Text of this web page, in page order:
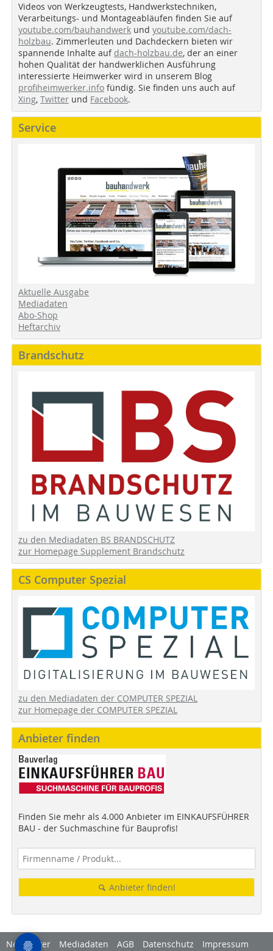
Videos von Werkzeugtests, Handwerkstechniken,
Verarbeitungs- und Montageabläufen finden Sie auf
youtube.com/bauhandwerk und youtube.com/dach-
holzbau. Zimmerleuten und Dachdeckern bieten wir
spannende Inhalte auf dach-holzbau.de, der an einer
hohen Qualität der handwerklichen Ausführung
interessierte Heimwerker wird in unserem Blog
profiheimwerker.info fündig. Sie finden uns auch auf
Xing, Twitter und Facebook.
Service
Aktuelle Ausgabe
Mediadaten
Abo-Shop
Heftarchiv
Brandschutz
zu den Mediadaten BS BRANDSCHUTZ
zur Homepage Supplement Brandschutz
CS Computer Spezial
zu den Mediadaten der COMPUTER SPEZIAL
zur Homepage der COMPUTER SPEZIAL
Anbieter finden
Finden Sie mehr als 4.000 Anbieter im EINKAUFSFÜHRER
BAU - der Suchmaschine für Bauprofis!
Anbieter finden!
Newsletter Mediadaten AGB Datenschutz Impressum